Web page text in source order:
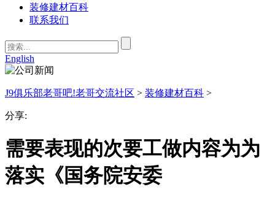
装修建材百科
联系我们
English
J9俱乐部老哥吧!老哥交流社区 > 装修建材百科 >
分享:
需要表现的次要工做内容为为
落实《国务院安委